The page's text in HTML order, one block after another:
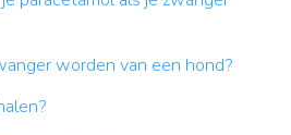
worden van een hond?